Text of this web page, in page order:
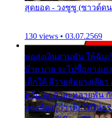
สุดยอด - วงซูซู (ซาวด์ด
130 views • 03.07.2569
พ่อส่งเงินสามพัน ให้ฉัน
บ๊าย บาย จะไปซื้อกางเก
เด็กใต้ ลีวายส์อย่างเดีย
หวั่น ตกตัวละหลายพัน กั
และต้องรู้ว่า เด็กใต้ไม่ธ